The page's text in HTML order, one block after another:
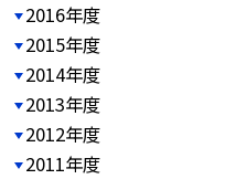
2016年度
2015年度
2014年度
2013年度
2012年度
2011年度